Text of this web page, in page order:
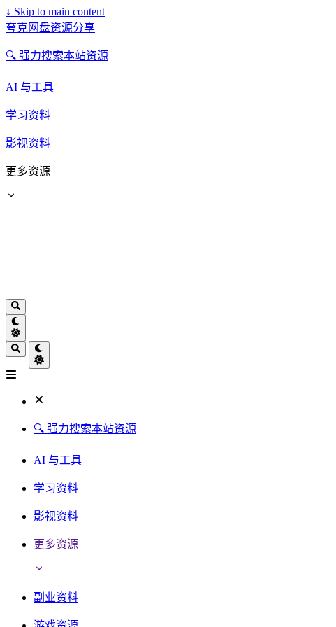
↓ Skip to main content
夸克网盘资源分享
🔍 强力搜索本站资源
AI 与工具
学习资料
影视资料
更多资源
🔍 强力搜索本站资源
AI 与工具
学习资料
影视资料
更多资源
副业资料